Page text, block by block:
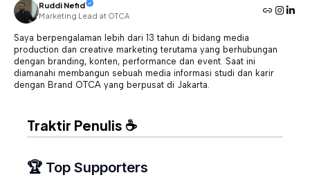
Ruddi Nefid
Marketing Lead at OTCA
Saya berpengalaman lebih dari 13 tahun di bidang media
production dan creative marketing terutama yang berhubungan
dengan branding, konten, performance dan event. Saat ini
diamanahi membangun sebuah media informasi studi dan karir
dengan Brand OTCA yang berpusat di Jakarta.
Traktir Penulis ☕
🏆 Top Supporters